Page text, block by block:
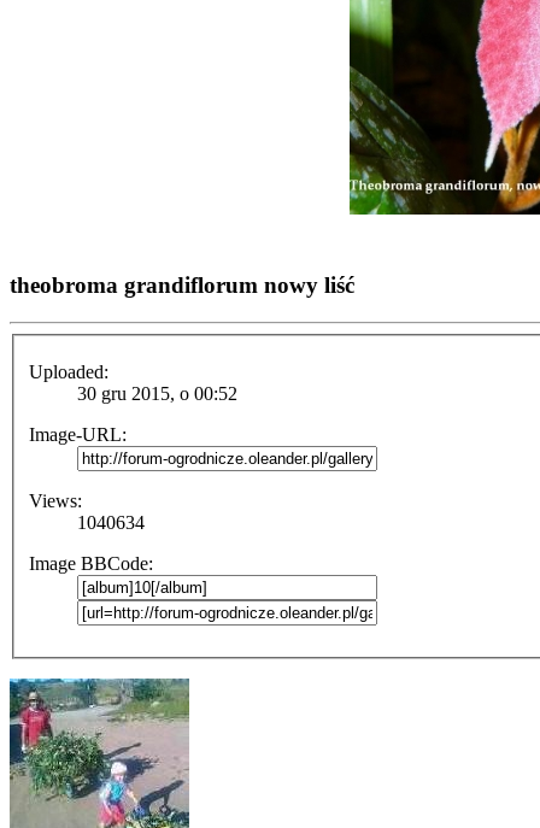
theobroma grandiflorum nowy liść
Uploaded:
30 gru 2015, o 00:52
Image-URL:
Views:
1040634
Image BBCode: